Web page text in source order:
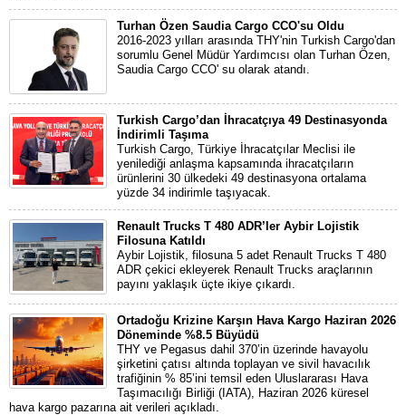
Turhan Özen Saudia Cargo CCO'su Oldu
2016-2023 yılları arasında THY'nin Turkish Cargo'dan
sorumlu Genel Müdür Yardımcısı olan Turhan Özen,
Saudia Cargo CCO' su olarak atandı.
Turkish Cargo’dan İhracatçıya 49 Destinasyonda
İndirimli Taşıma
Turkish Cargo, Türkiye İhracatçılar Meclisi ile
yenilediği anlaşma kapsamında ihracatçıların
ürünlerini 30 ülkedeki 49 destinasyona ortalama
yüzde 34 indirimle taşıyacak.
Renault Trucks T 480 ADR’ler Aybir Lojistik
Filosuna Katıldı
Aybir Lojistik, filosuna 5 adet Renault Trucks T 480
ADR çekici ekleyerek Renault Trucks araçlarının
payını yaklaşık üçte ikiye çıkardı.
Ortadoğu Krizine Karşın Hava Kargo Haziran 2026
Döneminde %8.5 Büyüdü
THY ve Pegasus dahil 370’in üzerinde havayolu
şirketini çatısı altında toplayan ve sivil havacılık
trafiğinin % 85’ini temsil eden Uluslararası Hava
Taşımacılığı Birliği (IATA), Haziran 2026 küresel
hava kargo pazarına ait verileri açıkladı.